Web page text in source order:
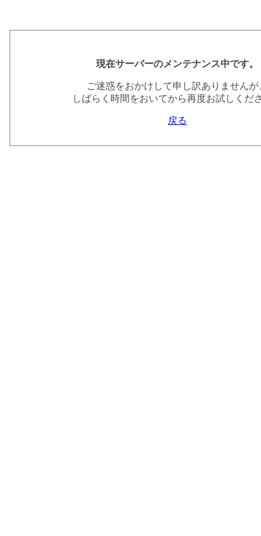
現在サーバーのメンテナンス中です。
ご迷惑をおかけして申し訳ありませんが
しばらく時間をおいてから再度お試しくださ
戻る